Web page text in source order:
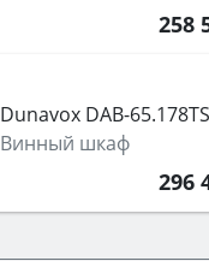
258
Dunavox DAB-
Винный шкаф
296